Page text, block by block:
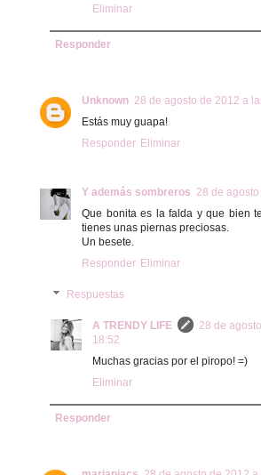
Eliminar
Responder
Unknown 28 de agosto de 2012 a
Estás muy guapa!
Responder Eliminar
Y además sombreros 28 de
Que bonita es la falda y que bien
tienes unas piernas preciosas.
Un besete.
Responder Eliminar
Respuestas
A TRENDY LIFE
28 de
18:52
Muchas gracias por el piropo! =)
Eliminar
Responder